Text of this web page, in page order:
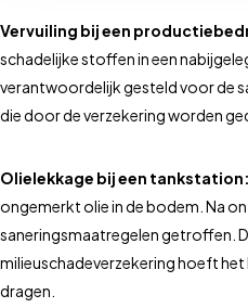
Vervuiling bij een
schadelijke stoffen in een
verantwoordelijk gesteld voor de
die door de verzekering worden
Olielekkage bij een tankstation:
ongemerkt olie in de bodem. Na
saneringsmaatregelen getroffen.
milieuschadeverzekering hoeft
dragen.